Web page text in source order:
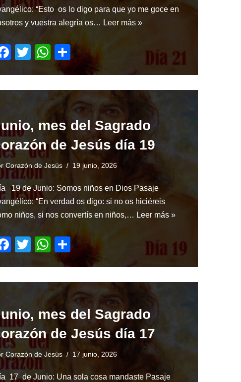
“Esto os lo digo para que yo me goce en
y vuestra alegría os… Leer más »
F
b
o
o
k
T
er
W
h
s
p
p
S
h
e
mes del Sagrado
de Jesús día 19
Corazón de Jesús 19 junio, 2026
19 de Junio: Somos niños en Dios Pasaje
“En verdad os digo: si no os hiciéreis
niños, si nos convertís en niños,… Leer más »
F
b
o
o
k
T
er
W
h
s
A
p
p
S
h
e
mes del Sagrado
de Jesús día 17
Corazón de Jesús 17 junio, 2026
17 de Junio: Una sola cosa mandaste Pasaje